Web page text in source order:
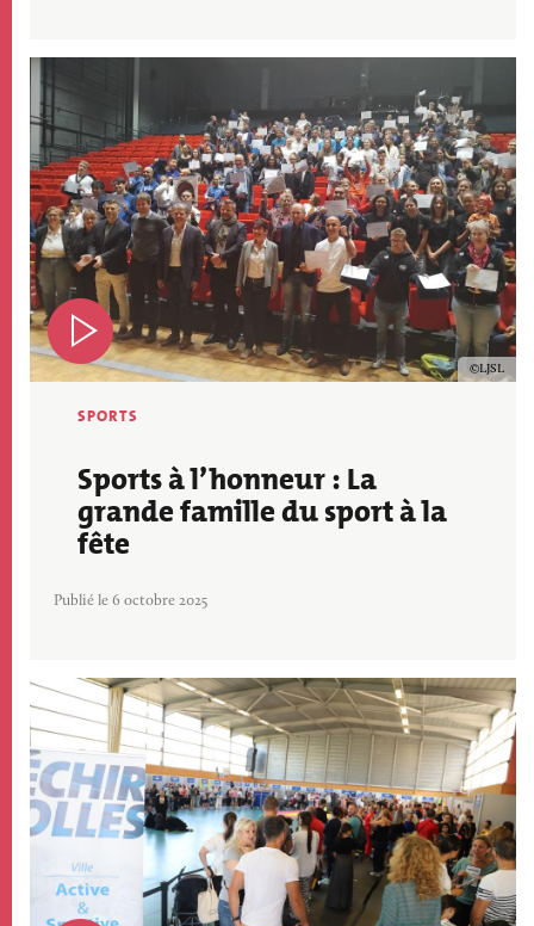
Image
LJSL
SPORTS
Sports à l’honneur : La
grande famille du sport à la
fête
Publié le 6 octobre 2025
Image